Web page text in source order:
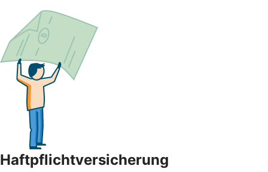
Haftpflichtversicherung